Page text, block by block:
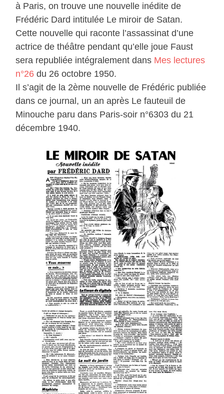
à Paris, on trouve une nouvelle inédite de
Frédéric Dard intitulée Le miroir de Satan.
Cette nouvelle qui raconte l’assassinat d’une
actrice de théâtre pendant qu’elle joue Faust
sera republiée intégralement dans Mes lectures
n°26 du 26 octobre 1950.
Il s’agit de la 2ème nouvelle de Frédéric publiée
dans ce journal, un an après Le fauteuil de
Minouche paru dans Paris-soir n°6303 du 21
décembre 1940.